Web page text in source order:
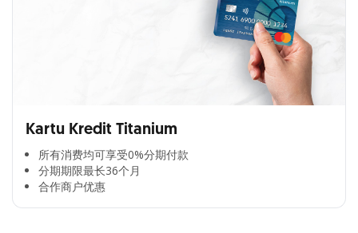
Kartu Kredit Titanium
所有消费均可享受0%分期付款​
分期期限最长36个月​
合作商户优惠​
Cross Selling Banner Global